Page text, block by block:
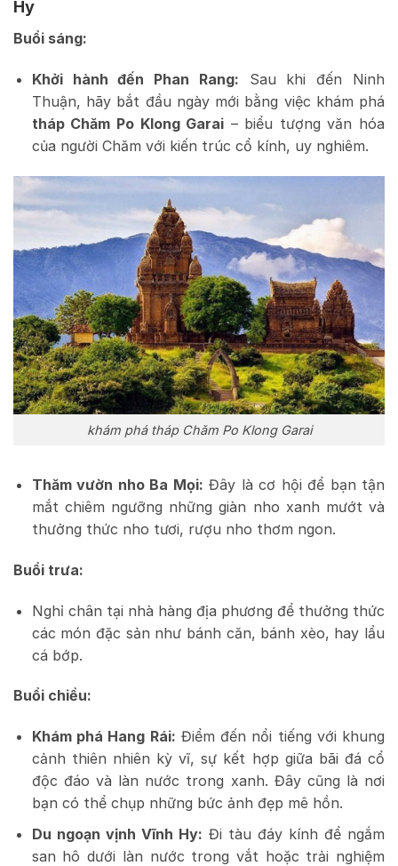
Hy
Buổi sáng:
Khởi hành đến Phan Rang: Sau khi đến Ninh
Thuận, hãy bắt đầu ngày mới bằng việc khám phá
tháp Chăm Po Klong Garai – biểu tượng văn hóa
của người Chăm với kiến trúc cổ kính, uy nghiêm.
khám phá tháp Chăm Po Klong Garai
Thăm vườn nho Ba Mọi: Đây là cơ hội để bạn tận
mắt chiêm ngưỡng những giàn nho xanh mướt và
thưởng thức nho tươi, rượu nho thơm ngon.
Buổi trưa:
Nghỉ chân tại nhà hàng địa phương để thưởng thức
các món đặc sản như bánh căn, bánh xèo, hay lẩu
cá bớp.
Buổi chiều:
Khám phá Hang Rái: Điểm đến nổi tiếng với khung
cảnh thiên nhiên kỳ vĩ, sự kết hợp giữa bãi đá cổ
độc đáo và làn nước trong xanh. Đây cũng là nơi
bạn có thể chụp những bức ảnh đẹp mê hồn.
Du ngoạn vịnh Vĩnh Hy: Đi tàu đáy kính để ngắm
san hô dưới làn nước trong vắt hoặc trải nghiệm